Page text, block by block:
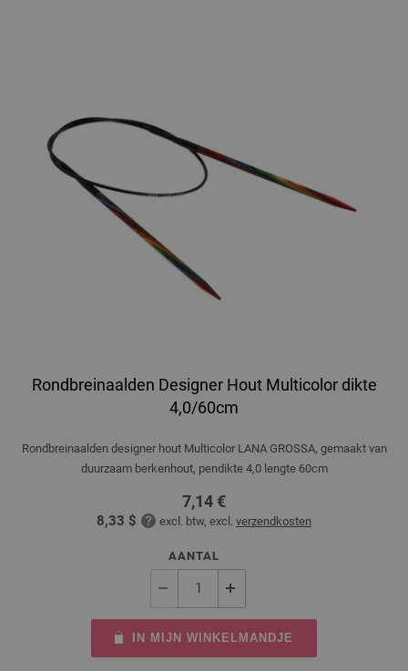
Rondbreinaalden Designer Hout Multicolor dikte
4,0/60cm
Rondbreinaalden designer hout Multicolor LANA GROSSA, gemaakt van
duurzaam berkenhout, pendikte 4,0 lengte 60cm
7,14 €
8,33 $ excl. btw, excl. verzendkosten
AANTAL
IN MIJN WINKELMANDJE